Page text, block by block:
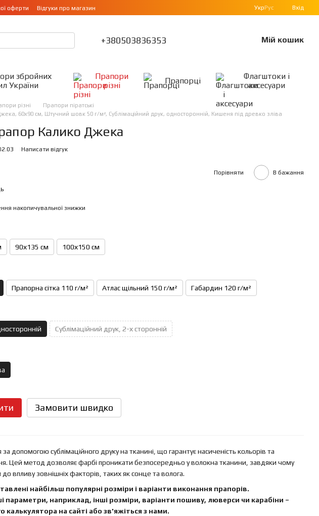
оферти Відгуки про магазин УкрРус Вхід
+380503836353 Мій кошик
збройних
України
Прапори
різні
Прапорці
Флагштоки і
аксесуари
різні
Прапори піратські
60х90 см, Штучний шовк 50 г/м², Сублімаційний друк, односторонній, Кишеня під древко зліва
Калико Джека
Написати відгук
Порівняти В бажання
накопичувальної знижки
90х135 см 100х150 см
Прапорна сітка 110 г/м² Атлас щільний 150 г/м² Габардин 120 г/м²
Сублімаційний друк, 2-х сторонній
Замовити швидко
допомогою сублімаційного друку на тканині, що гарантує насиченість кольорів та
Цей метод дозволяє фарбі проникати безпосередньо у волокна тканини, завдяки чому
впливу зовнішніх факторів, таких як сонце та волога.
найбільш популярні розміри і варіанти виконання прапорів.
параметри, наприклад, інші розміри, варіанти пошиву, люверси чи карабіни –
калькулятора на сайті або зв'яжіться з нами.